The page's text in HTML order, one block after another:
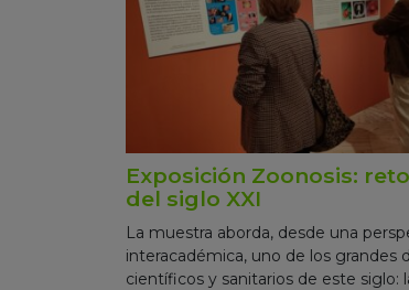
Exposición Zoonosis:
del siglo XXI
La muestra aborda, desde una
interacadémica, uno de los grandes
científicos y sanitarios de este siglo: